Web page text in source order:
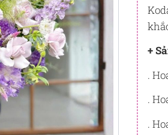
bạn.
+
.
.
.